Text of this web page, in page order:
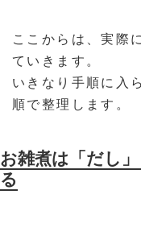
ここからは、実際
ていきます。
いきなり手順に入
順で整理します。
お雑煮は「だし
る